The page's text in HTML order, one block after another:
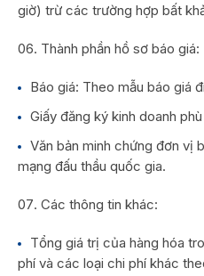
giờ) trừ các trường hợp bất
Thành phần hồ sơ báo giá:
Báo giá: Theo mẫu báo giá
Giấy đăng ký kinh doanh
Văn bản minh chứng đơn vị
mạng đấu thầu quốc gia.
Các thông tin khác:
Tổng giá trị của hàng hóa
phí và các loại chi phí khác